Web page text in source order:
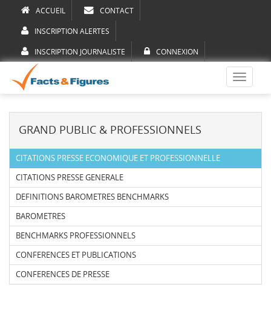
ACCUEIL CONTACT
INSCRIPTION ALERTES
INSCRIPTION JOURNALISTE CONNEXION
Toggle
GRAND PUBLIC & PROFESSIONNELS
CITATIONS PRESSE ECONOMIQUE ET PROFESSIONNELLE
CITATIONS PRESSE GENERALE
DEFINITIONS BAROMETRES BENCHMARKS
BAROMETRES
BENCHMARKS PROFESSIONNELS
CONFERENCES ET PUBLICATIONS
CONFERENCES DE PRESSE